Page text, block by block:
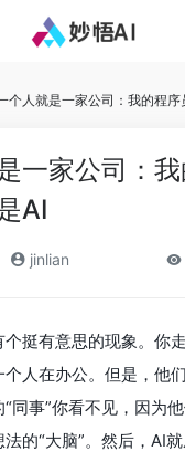
个人就是一家公司：我的程序
一家公司：我
AI
jinlian
挺有意思的现象。你
人在办公。但是，他
同事”你看不见，因为
的“大脑”。然后，AI